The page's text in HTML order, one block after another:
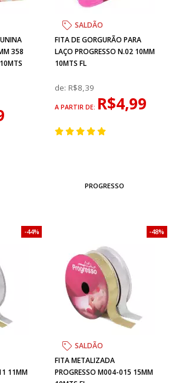
358
SALDÃO
FITA DE GORGURÃO PARA
LAÇO PROGRESSO N.02 10MM
10MTS FL
de: R$8,39
A PARTIR DE: R$4,99
PROGRESSO
11MM
44%
SALDÃO
FITA METALIZADA
PROGRESSO M004-015 15MM
48%